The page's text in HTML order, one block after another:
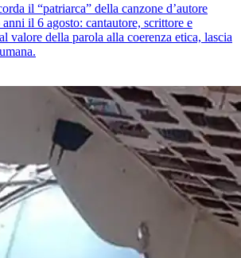
il “patriarca” della canzone d’autore
il 6 agosto: cantautore, scrittore e
valore della parola alla coerenza etica, lascia